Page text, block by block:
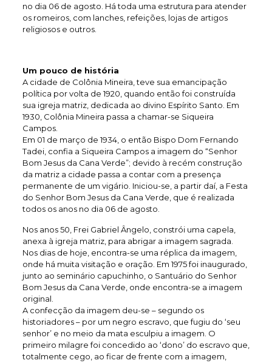
no dia 06 de agosto. Há toda uma estrutura para atender
os romeiros, com lanches, refeições, lojas de artigos
religiosos e outros.
Um pouco de história
A cidade de Colônia Mineira, teve sua emancipação
política por volta de 1920, quando então foi construída
sua igreja matriz, dedicada ao divino Espírito Santo. Em
1930, Colônia Mineira passa a chamar-se Siqueira
Campos.
Em 01 de março de 1934, o então Bispo Dom Fernando
Tadei, confia a Siqueira Campos a imagem do “Senhor
Bom Jesus da Cana Verde”; devido à recém construção
da matriz a cidade passa a contar com a presença
permanente de um vigário. Iniciou-se, a partir daí, a Festa
do Senhor Bom Jesus da Cana Verde, que é realizada
todos os anos no dia 06 de agosto.
Nos anos 50, Frei Gabriel Ângelo, constrói uma capela,
anexa à igreja matriz, para abrigar a imagem sagrada.
Nos dias de hoje, encontra-se uma réplica da imagem,
onde há muita visitação e oração. Em 1975 foi inaugurado,
junto ao seminário capuchinho, o Santuário do Senhor
Bom Jesus da Cana Verde, onde encontra-se a imagem
original.
A confecção da imagem deu-se – segundo os
historiadores – por um negro escravo, que fugiu do ‘seu
senhor’ e no meio da mata esculpiu a imagem. O
primeiro milagre foi concedido ao ‘dono’ do escravo que,
totalmente cego, ao ficar de frente com a imagem,